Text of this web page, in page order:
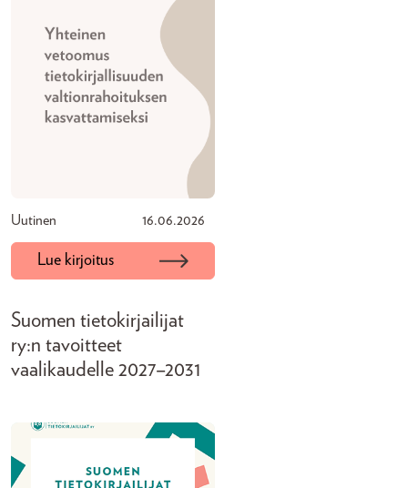
Uutinen 16.06.2026
Lue kirjoitus
Suomen tietokirjailijat
ry:n tavoitteet
vaalikaudelle 2027–2031